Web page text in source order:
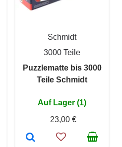
Schmidt
3000 Teile
Puzzlematte bis 3000
Teile Schmidt
Auf Lager (1)
23,00 €